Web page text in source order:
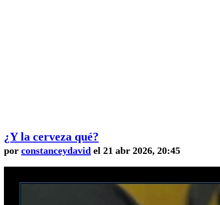
¿Y la cerveza qué?
por constanceydavid el 21 abr 2026, 20:45